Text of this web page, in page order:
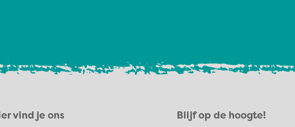
vind je ons Blijf op de hoogte!